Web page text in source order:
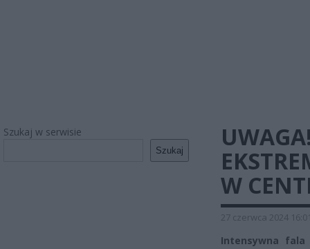
Szukaj w serwisie
Szukaj
W
27 czerwca 2024
Intensywna fala